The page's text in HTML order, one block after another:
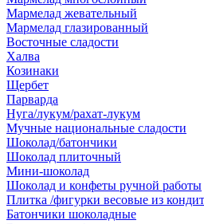
Мармелад жевательный
Мармелад глазированный
Восточные сладости
Халва
Козинаки
Щербет
Парварда
Нуга/лукум/рахат-лукум
Мучные национальные сладости
Шоколад/батончики
Шоколад плиточный
Мини-шоколад
Шоколад и конфеты ручной работы
Плитка /фигурки весовые из
Батончики шоколадные